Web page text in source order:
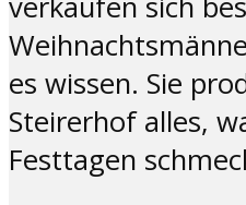
es wissen. Sie
Steirerhof alles,
Festtagen